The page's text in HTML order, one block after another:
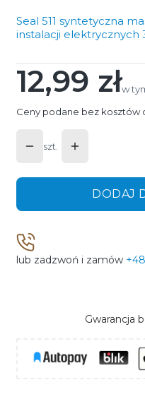
Seal 511 syntetyczna
instalacji elektrycznych
Cena
12,99 złw
w
Ceny podane bez kosztów
szt.
DODAJ
lub zadzwoń i zamów
Gwarancja